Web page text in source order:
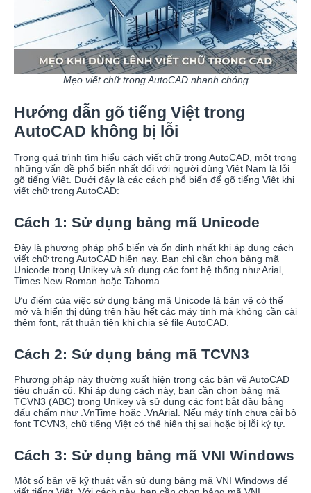
Mẹo viết chữ trong AutoCAD nhanh chóng
Hướng dẫn gõ tiếng Việt trong
AutoCAD không bị lỗi
Trong quá trình tìm hiểu cách viết chữ trong AutoCAD, một trong
những vấn đề phổ biến nhất đối với người dùng Việt Nam là lỗi
gõ tiếng Việt. Dưới đây là các cách phổ biến để gõ tiếng Việt khi
viết chữ trong AutoCAD:
Cách 1: Sử dụng bảng mã Unicode
Đây là phương pháp phổ biến và ổn định nhất khi áp dụng cách
viết chữ trong AutoCAD hiện nay. Bạn chỉ cần chọn bảng mã
Unicode trong Unikey và sử dụng các font hệ thống như Arial,
Times New Roman hoặc Tahoma.
Ưu điểm của việc sử dụng bảng mã Unicode là bản vẽ có thể
mở và hiển thị đúng trên hầu hết các máy tính mà không cần cài
thêm font, rất thuận tiện khi chia sẻ file AutoCAD.
Cách 2: Sử dụng bảng mã TCVN3
Phương pháp này thường xuất hiện trong các bản vẽ AutoCAD
tiêu chuẩn cũ. Khi áp dụng cách này, bạn cần chọn bảng mã
TCVN3 (ABC) trong Unikey và sử dụng các font bắt đầu bằng
dấu chấm như .VnTime hoặc .VnArial. Nếu máy tính chưa cài bộ
font TCVN3, chữ tiếng Việt có thể hiển thị sai hoặc bị lỗi ký tự.
Cách 3: Sử dụng bảng mã VNI Windows
Một số bản vẽ kỹ thuật vẫn sử dụng bảng mã VNI Windows để